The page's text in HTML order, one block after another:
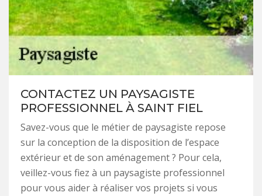
CONTACTEZ UN PAYSAGISTE
PROFESSIONNEL À SAINT FIEL
Savez-vous que le métier de paysagiste repose
sur la conception de la disposition de l’espace
extérieur et de son aménagement ? Pour cela,
veillez-vous fiez à un paysagiste professionnel
pour vous aider à réaliser vos projets si vous